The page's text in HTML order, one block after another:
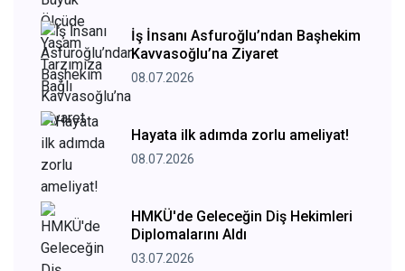
İş İnsanı Asfuroğlu’ndan Başhekim
Kavvasoğlu’na Ziyaret
08.07.2026
Hayata ilk adımda zorlu ameliyat!
08.07.2026
HMKÜ'de Geleceğin Diş Hekimleri
Diplomalarını Aldı
03.07.2026